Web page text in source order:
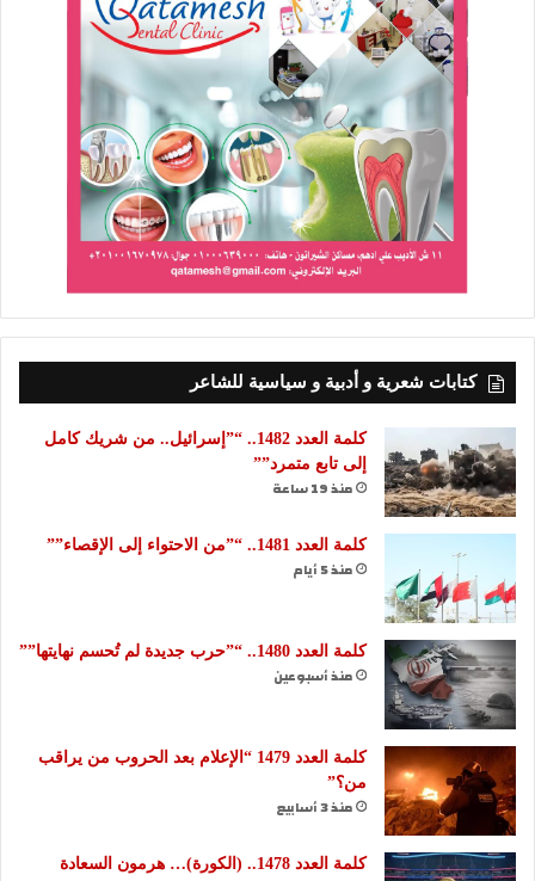
كتابات شعرية و أدبية و سياسية للشاعر
كلمة العدد 1482.. “”إسرائيل.. من شريك كامل
إلى تابع متمرد””
منذ 19 ساعة
كلمة العدد 1481.. “”من الاحتواء إلى الإقصاء””
منذ 5 أيام
كلمة العدد 1480.. “”حرب جديدة لم تُحسم نهايتها””
منذ أسبوعين
كلمة العدد 1479 “الإعلام بعد الحروب من يراقب
من؟”
منذ 3 أسابيع
كلمة العدد 1478.. (الكورة)… هرمون السعادة